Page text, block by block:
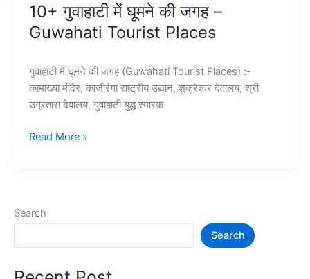
10+ गुवाहाटी में घूमने की जगह –
Guwahati Tourist Places
गुवाहाटी में घूमने की जगह (Guwahati Tourist Places) :-
कामाख्या मंदिर, काजीरंगा राष्ट्रीय उद्यान, शुक्रेश्वर देवालय, श्री
उग्रतारा देवालय, गुवाहाटी युद्ध स्मारक
10+
जगह
Read More »
Search
Search